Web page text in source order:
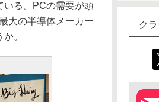
ク
いる。PCの需要が頭
大の半導体メーカー
。